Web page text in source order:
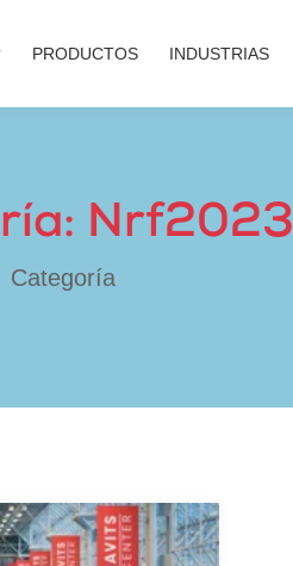
PRODUCTOS INDUSTRIAS
Nrf2023
Categoría